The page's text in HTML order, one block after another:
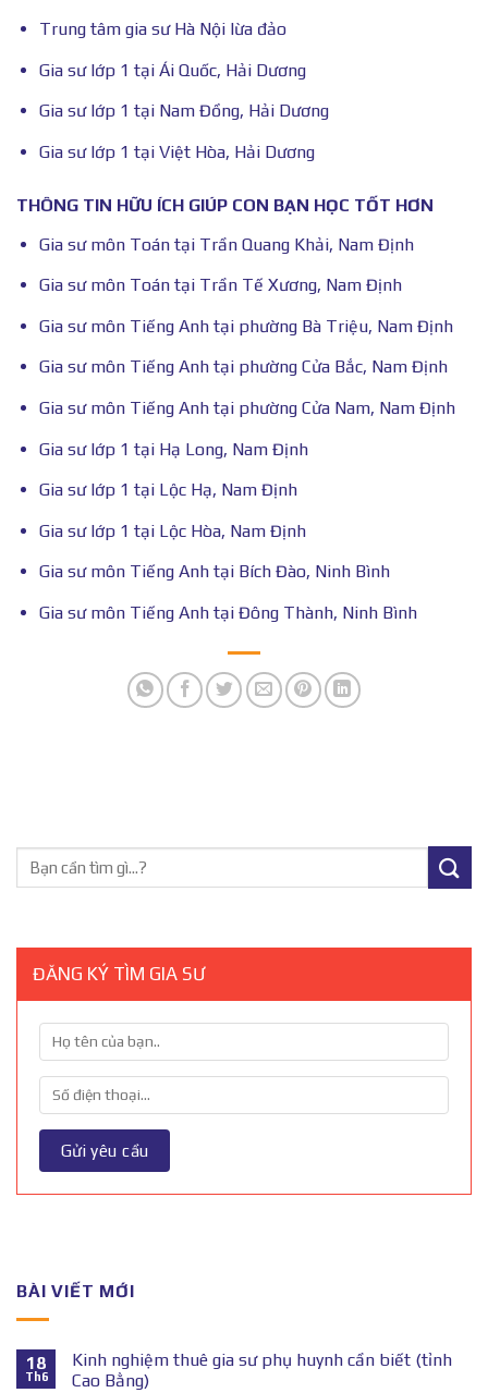
Trung tâm gia sư Hà Nội lừa đảo
Gia sư lớp 1 tại Ái Quốc, Hải Dương
Gia sư lớp 1 tại Nam Đồng, Hải Dương
Gia sư lớp 1 tại Việt Hòa, Hải Dương
THÔNG TIN HỮU ÍCH GIÚP CON BẠN HỌC TỐT HƠN
Gia sư môn Toán tại Trần Quang Khải, Nam Định
Gia sư môn Toán tại Trần Tế Xương, Nam Định
Gia sư môn Tiếng Anh tại phường Bà Triệu, Nam Định
Gia sư môn Tiếng Anh tại phường Cửa Bắc, Nam Định
Gia sư môn Tiếng Anh tại phường Cửa Nam, Nam Định
Gia sư lớp 1 tại Hạ Long, Nam Định
Gia sư lớp 1 tại Lộc Hạ, Nam Định
Gia sư lớp 1 tại Lộc Hòa, Nam Định
Gia sư môn Tiếng Anh tại Bích Đào, Ninh Bình
Gia sư môn Tiếng Anh tại Đông Thành, Ninh Bình
ĐĂNG KÝ TÌM GIA SƯ
BÀI VIẾT MỚI
18
Th6
Kinh nghiệm thuê gia sư phụ huynh cần biết (tỉnh
Cao Bằng)